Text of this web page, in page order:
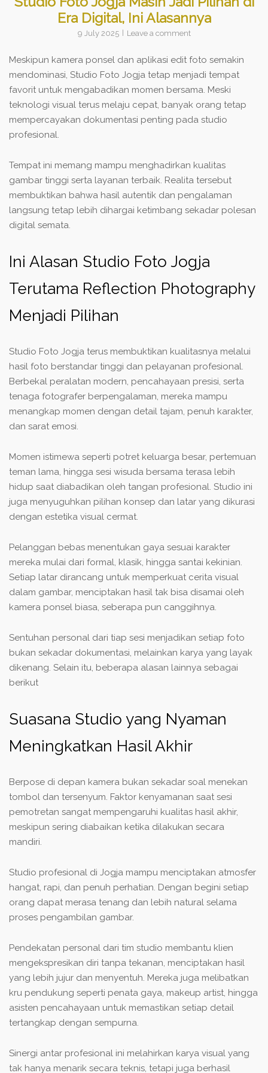
Era Digital, Ini Alasannya
9 July 2025 Leave a comment
Meskipun kamera ponsel dan aplikasi edit foto semakin
mendominasi, Studio Foto Jogja tetap menjadi tempat
favorit untuk mengabadikan momen bersama. Meski
teknologi visual terus melaju cepat, banyak orang tetap
mempercayakan dokumentasi penting pada studio
profesional.
Tempat ini memang mampu menghadirkan kualitas
gambar tinggi serta layanan terbaik. Realita tersebut
membuktikan bahwa hasil autentik dan pengalaman
langsung tetap lebih dihargai ketimbang sekadar polesan
digital semata.
Ini Alasan Studio Foto Jogja
Terutama Reflection Photography
Menjadi Pilihan
Studio Foto Jogja terus membuktikan kualitasnya melalui
hasil foto berstandar tinggi dan pelayanan profesional.
Berbekal peralatan modern, pencahayaan presisi, serta
tenaga fotografer berpengalaman, mereka mampu
menangkap momen dengan detail tajam, penuh karakter,
dan sarat emosi.
Momen istimewa seperti potret keluarga besar, pertemuan
teman lama, hingga sesi wisuda bersama terasa lebih
hidup saat diabadikan oleh tangan profesional. Studio ini
juga menyuguhkan pilihan konsep dan latar yang dikurasi
dengan estetika visual cermat.
Pelanggan bebas menentukan gaya sesuai karakter
mereka mulai dari formal, klasik, hingga santai kekinian.
Setiap latar dirancang untuk memperkuat cerita visual
dalam gambar, menciptakan hasil tak bisa disamai oleh
kamera ponsel biasa, seberapa pun canggihnya.
Sentuhan personal dari tiap sesi menjadikan setiap foto
bukan sekadar dokumentasi, melainkan karya yang layak
dikenang. Selain itu, beberapa alasan lainnya sebagai
berikut
Suasana Studio yang Nyaman
Meningkatkan Hasil Akhir
Berpose di depan kamera bukan sekadar soal menekan
tombol dan tersenyum. Faktor kenyamanan saat sesi
pemotretan sangat mempengaruhi kualitas hasil akhir,
meskipun sering diabaikan ketika dilakukan secara
mandiri.
Studio profesional di Jogja mampu menciptakan atmosfer
hangat, rapi, dan penuh perhatian. Dengan begini setiap
orang dapat merasa tenang dan lebih natural selama
proses pengambilan gambar.
Pendekatan personal dari tim studio membantu klien
mengekspresikan diri tanpa tekanan, menciptakan hasil
yang lebih jujur dan menyentuh. Mereka juga melibatkan
kru pendukung seperti penata gaya, makeup artist, hingga
asisten pencahayaan untuk memastikan setiap detail
tertangkap dengan sempurna.
Sinergi antar profesional ini melahirkan karya visual yang
tak hanya menarik secara teknis, tetapi juga berhasil